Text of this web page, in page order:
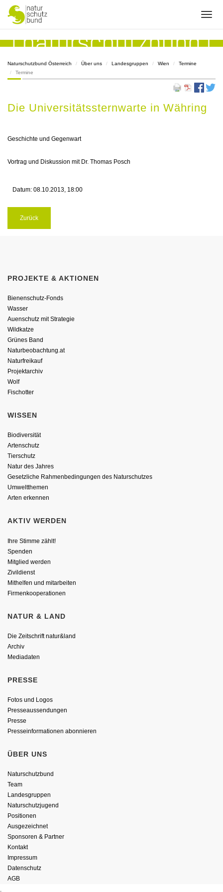
Naturschutzbund Österreich Über uns Landesgruppen Wien
Termine
Termine
Die Universitätssternwarte in Währing
Geschichte und Gegenwart
Vortrag und Diskussion mit Dr. Thomas Posch
Datum: 08.10.2013, 18:00
Zurück
PROJEKTE & AKTIONEN
Bienenschutz-Fonds
Wasser
Auenschutz mit Strategie
Wildkatze
Grünes Band
Naturbeobachtung.at
Naturfreikauf
Projektarchiv
Wolf
Fischotter
WISSEN
Biodiversität
Artenschutz
Tierschutz
Natur des Jahres
Gesetzliche Rahmenbedingungen des Naturschutzes
Umweltthemen
Arten erkennen
AKTIV WERDEN
Ihre Stimme zählt!
Spenden
Mitglied werden
Zivildienst
Mithelfen und mitarbeiten
Firmenkooperationen
NATUR & LAND
Die Zeitschrift natur&land
Archiv
Mediadaten
PRESSE
Fotos und Logos
Presseaussendungen
Presse
Presseinformationen abonnieren
ÜBER UNS
Naturschutzbund
Team
Landesgruppen
Naturschutzjugend
Positionen
Ausgezeichnet
Sponsoren & Partner
Kontakt
Impressum
Datenschutz
AGB
.